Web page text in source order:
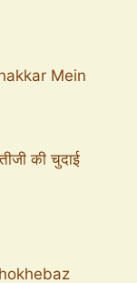
Mein
की चुदाई